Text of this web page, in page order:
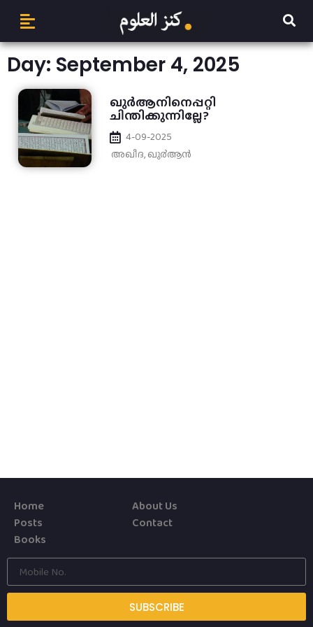
Day: September 4, 2025
ഖുര്‍ആനിനെപ്പറ്റി
ചിന്തിക്കുന്നില്ലേ?
4-09-2025
അഖീദ, ഖു൪ആന്‍
Home
Posts
Books
About Us
Contact
SUBSCRIBE